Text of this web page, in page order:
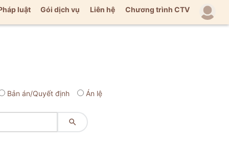
luật Gói dịch vụ Liên hệ Chương trình CTV
Bản án/Quyết định Án lệ
